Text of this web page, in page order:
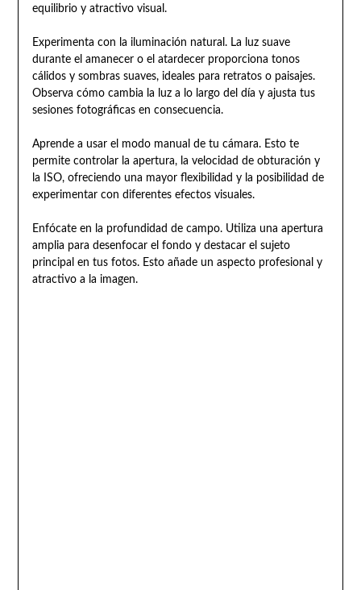
equilibrio y atractivo visual.
Experimenta con la iluminación natural. La luz suave
durante el amanecer o el atardecer proporciona tonos
cálidos y sombras suaves, ideales para retratos o paisajes.
Observa cómo cambia la luz a lo largo del día y ajusta tus
sesiones fotográficas en consecuencia.
Aprende a usar el modo manual de tu cámara. Esto te
permite controlar la apertura, la velocidad de obturación y
la ISO, ofreciendo una mayor flexibilidad y la posibilidad de
experimentar con diferentes efectos visuales.
Enfócate en la profundidad de campo. Utiliza una apertura
amplia para desenfocar el fondo y destacar el sujeto
principal en tus fotos. Esto añade un aspecto profesional y
atractivo a la imagen.